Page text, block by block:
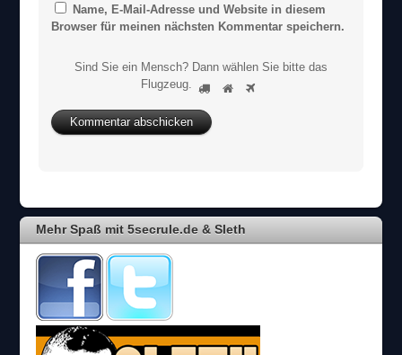
Name, E-Mail-Adresse und Website in diesem
Browser für meinen nächsten Kommentar speichern.
Sind Sie ein Mensch? Dann wählen Sie bitte das
Flugzeug
n
d
i
n
h
Mehr Spaß mit 5secrule.de & Sleth